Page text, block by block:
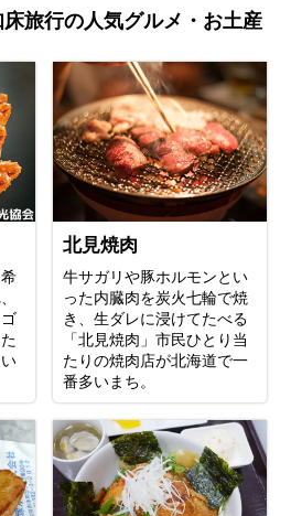
旅行の人気グルメ・お土産
北見焼肉
牛サガリや豚ホルモンとい
った内臓肉を炭火七輪で焼
き、生ダレに浸けてたべる
「北見焼肉」市民ひとり当
たりの焼肉店が北海道で一
番多いまち。